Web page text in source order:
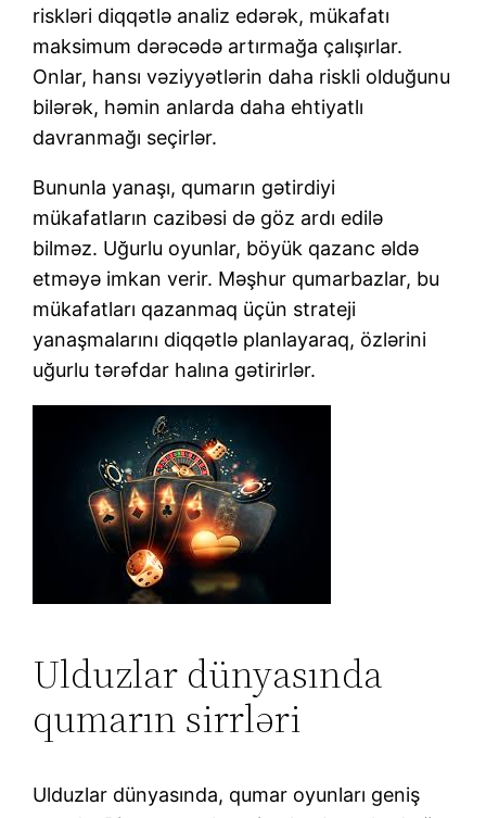
riskləri diqqətlə analiz edərək, mükafatı
maksimum dərəcədə artırmağa çalışırlar.
Onlar, hansı vəziyyətlərin daha riskli olduğunu
bilərək, həmin anlarda daha ehtiyatlı
davranmağı seçirlər.
Bununla yanaşı, qumarın gətirdiyi
mükafatların cazibəsi də göz ardı edilə
bilməz. Uğurlu oyunlar, böyük qazanc əldə
etməyə imkan verir. Məşhur qumarbazlar, bu
mükafatları qazanmaq üçün strateji
yanaşmalarını diqqətlə planlayaraq, özlərini
uğurlu tərəfdar halına gətirirlər.
Ulduzlar dünyasında
qumarın sirrləri
Ulduzlar dünyasında, qumar oyunları geniş